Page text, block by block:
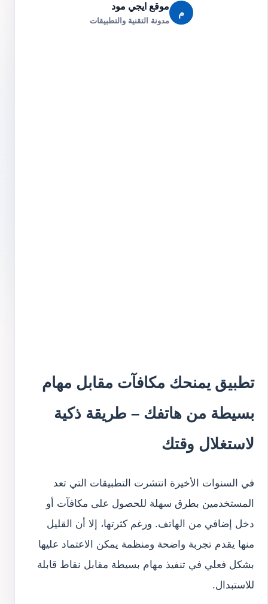
م
موقع ايجي مود
مدونة التقنية والتطبيقات
تطبيق يمنحك مكافآت مقابل مهام
بسيطة من هاتفك – طريقة ذكية
لاستغلال وقتك
في السنوات الأخيرة انتشرت التطبيقات التي تعد
المستخدمين بطرق سهلة للحصول على مكافآت أو
دخل إضافي من الهاتف. ورغم كثرتها، إلا أن القليل
منها يقدم تجربة واضحة ومنظمة يمكن الاعتماد عليها
بشكل فعلي في تنفيذ مهام بسيطة مقابل نقاط قابلة
للاستبدال.